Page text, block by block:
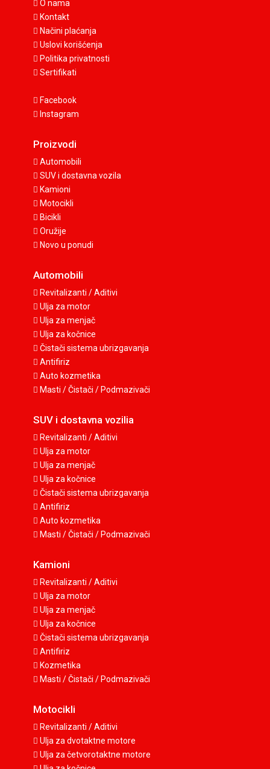
O nama
Kontakt
Načini plaćanja
Uslovi korišćenja
Politika privatnosti
Sertifikati
Facebook
Instagram
Proizvodi
Automobili
SUV i dostavna vozila
Kamioni
Motocikli
Bicikli
Oružije
Novo u ponudi
Automobili
Revitalizanti / Aditivi
Ulja za motor
Ulja za menjač
Ulja za kočnice
Čistači sistema ubrizgavanja
Antifiriz
Auto kozmetika
Masti / Čistači / Podmazivači
SUV i dostavna vozilia
Revitalizanti / Aditivi
Ulja za motor
Ulja za menjač
Ulja za kočnice
Čistači sistema ubrizgavanja
Antifiriz
Auto kozmetika
Masti / Čistači / Podmazivači
Kamioni
Revitalizanti / Aditivi
Ulja za motor
Ulja za menjač
Ulja za kočnice
Čistači sistema ubrizgavanja
Antifiriz
Kozmetika
Masti / Čistači / Podmazivači
Motocikli
Revitalizanti / Aditivi
Ulja za dvotaktne motore
Ulja za četvorotaktne motore